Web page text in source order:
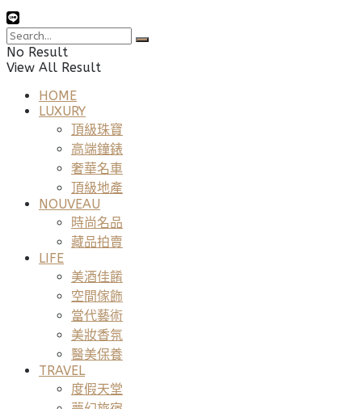
No Result
View All Result
HOME
LUXURY
頂級珠寶
高端鐘錶
奢華名車
頂級地產
NOUVEAU
時尚名品
藏品拍賣
LIFE
美酒佳餚
空間傢飾
當代藝術
美妝香氛
醫美保養
TRAVEL
度假天堂